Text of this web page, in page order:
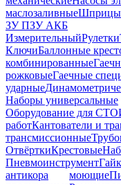
маслозаливныеШприцы
ЗУ ПЗУ АКБ
ИзмерительныйРулетки
КлючиБаллонные
комбинированные
рожковыеГаечные
ударные
Наборы универсальные
Оборудование для СТО
работКантователи и
трансмиссионные
ОтвёрткиКрестовые
Пневмоинструмент
антикора
моющие